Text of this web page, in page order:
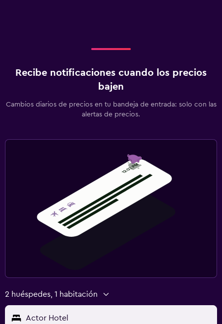
Recibe notificaciones cuando los precios
bajen
Cambios diarios de precios en tu bandeja de entrada: solo con las
alertas de precios.
2 huéspedes, 1 habitación
Actor Hotel